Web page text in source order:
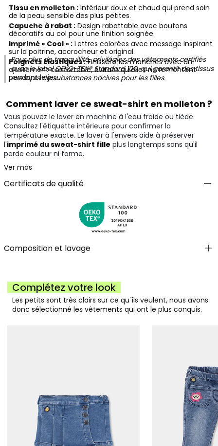
Tissu en molleton :Intérieur doux et chaud qui prend soin
de la peau sensible des plus petites.
Capuche à rabat :Design rabattable avec boutons
décoratifs au col pour une finition soignée.
Imprimé « Cool » :Lettres colorées avec message inspirant
sur la poitrine, accrocheur et original.
Poignets élastiques :Finissent les manches avec un
ajustement confortable, évitant qu'elles ne remontent
pendant le jeu.
Pour plus de tranquillité, privilégiez des vêtements certifiés
avec le labelOEKO-TEX® Standard 100, qui garantit des tissus
exempts de substances nocives pour les filles.
Comment laver ce sweat-shirt en molleton ?
Vous pouvez le laver en machine à l'eau froide ou tiède.
Consultez l'étiquette intérieure pour confirmer la
température exacte. Le laver à l'envers aide à préserver
l'imprimé du sweat-shirt fille plus longtemps sans qu'il
perde couleur ni forme.
Ver más
Certificats de qualité
Composition et lavage
Complétez votre look
Les petits sont très clairs sur ce qu´ils veulent, nous avons
donc sélectionné les vêtements qui ont le plus conquis.